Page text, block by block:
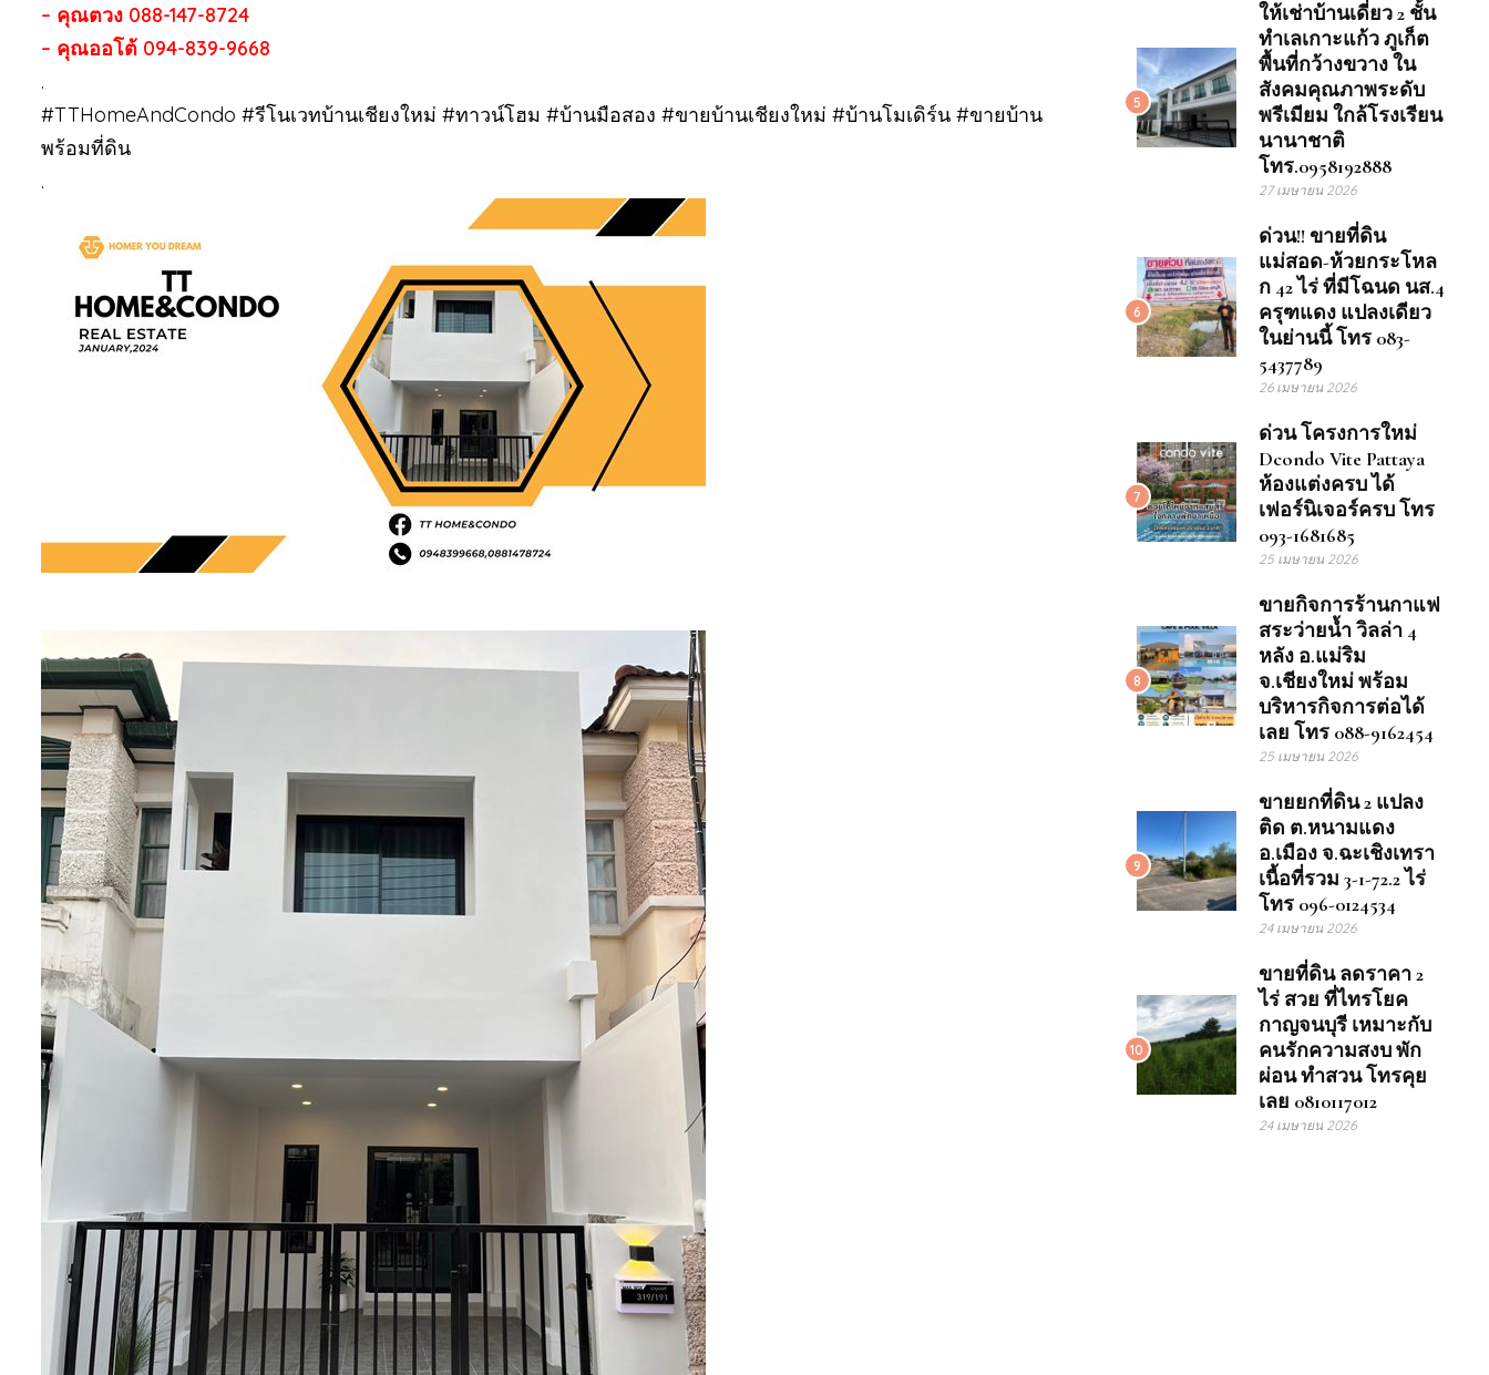
– คุณตวง 088-147-8724
– คุณออโต้ 094-839-9668
.
#TTHomeAndCondo #รีโนเวทบ้านเชียงใหม่ #ทาวน์โฮม #บ้านมือสอง #ขายบ้านเชียงใหม่ #บ้านโมเดิร์น #ขายบ้าน
พร้อมที่ดิน
.
5
ให้เช่าบ้านเดี่ยว 2 ชั้น
ทำเลเกาะแก้ว ภูเก็ต
พื้นที่กว้างขวาง ใน
สังคมคุณภาพระดับ
พรีเมียม ใกล้โรงเรียน
นานาชาติ
โทร.0958192888
27 เมษายน 2026
6
ด่วน!! ขายที่ดิน
แม่สอด-ห้วยกระโหล
ก 42 ไร่ ที่มีโฉนด นส.4
ครุฑแดง แปลงเดียว
ในย่านนี้ โทร 083-
5437789
26 เมษายน 2026
7
ด่วน โครงการใหม่
Dcondo Vite Pattaya
ห้องแต่งครบ ได้
เฟอร์นิเจอร์ครบ โทร
093-1681685
25 เมษายน 2026
8
ขายกิจการร้านกาแฟ
สระว่ายน้ำ วิลล่า 4
หลัง อ.แม่ริม
จ.เชียงใหม่ พร้อม
บริหารกิจการต่อได้
เลย โทร 088-9162454
25 เมษายน 2026
9
ขายยกที่ดิน 2 แปลง
ติด ต.หนามแดง
อ.เมือง จ.ฉะเชิงเทรา
เนื้อที่รวม 3-1-72.2 ไร่
โทร 096-0124534
24 เมษายน 2026
10
ขายที่ดิน ลดราคา 2
ไร่ สวย ที่ไทรโยค
กาญจนบุรี เหมาะกับ
คนรักความสงบ พัก
ผ่อน ทำสวน โทรคุย
เลย 0810117012
24 เมษายน 2026